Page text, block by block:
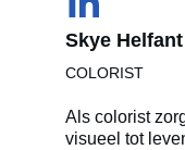
Skye Helfant
COLORIST
Als colorist
visueel tot